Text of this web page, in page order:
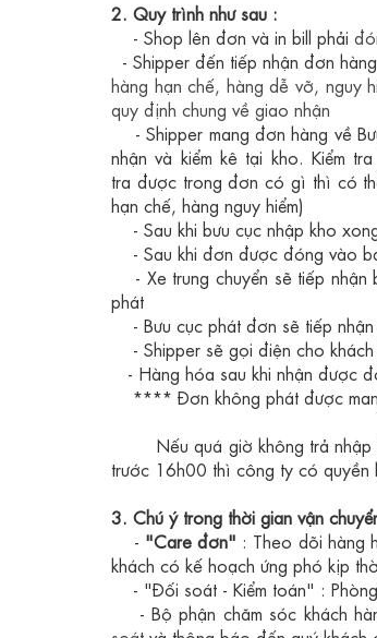
2. Quy trình như sau :
- Shop lên đơn và in bill phải
- Shipperđến tiếp nhận đơn
hàng hạn chế, hàng dễ vỡ, nguy
quy định chung về giao nhận
- Shipper mang đơn hàng về
nhận và kiểm kê tại kho. Kiểm
tra được trong đơn có gì thì có
hạn chế, hàng nguy hiểm)
- Sau khi bưu cục nhập kho
- Sau khi đơn được đóng vào
- Xe trung chuyển sẽ tiếp nhận
phát
- Bưu cục phát đơn sẽ tiếp
- Shipper sẽ gọi điện cho
- Hàng hóa sau khi nhận được
**** Đơn không phát được
Nếu quá giờ không trả
trước 16h00 thì công ty có quyền
3. Chú ý trong thời gian vận
- "Care đơn" : Theo dõi hàng
khách có kế hoạch ứng phó kịp
- "Đối soát - Kiểm toán" :
- Bộ phận chăm sóc khách